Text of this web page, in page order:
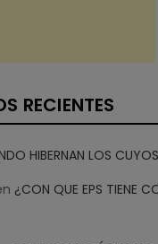
RECIENTES
HIBERNAN LOS
¿CON QUE EPS TIENE